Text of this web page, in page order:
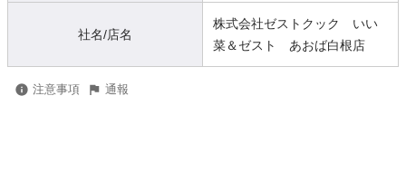
社名/店名
株式会社ゼストクック いい
菜＆ゼスト あおば白根店
注意事項 通報